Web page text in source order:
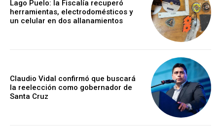
Lago Puelo: la Fiscalía recuperó
herramientas, electrodomésticos y
un celular en dos allanamientos
Claudio Vidal confirmó que buscará
la reelección como gobernador de
Santa Cruz